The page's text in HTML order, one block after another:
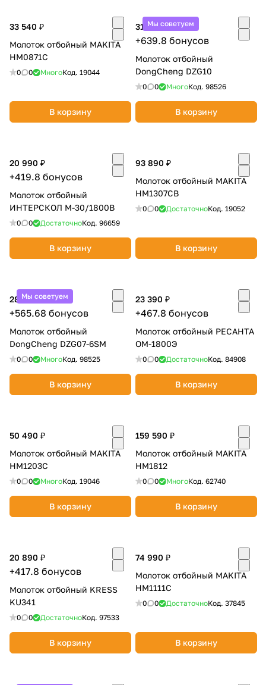
33 540 ₽
Молоток отбойный MAKITA
HM0871C
0 0 МногоКод. 19044
В корзину
Мы советуем
31 990 ₽
+639.8 бонусов
Молоток отбойный
DongCheng DZG10
0 0 МногоКод. 98526
В корзину
20 990 ₽
+419.8 бонусов
Молоток отбойный
ИНТЕРСКОЛ М-30/1800В
0 0 ДостаточноКод. 96659
В корзину
93 890 ₽
Молоток отбойный MAKITA
HM1307CB
0 0 ДостаточноКод. 19052
В корзину
Мы советуем
28 284 ₽
+565.68 бонусов
Молоток отбойный
DongCheng DZG07-6SM
0 0 МногоКод. 98525
В корзину
23 390 ₽
+467.8 бонусов
Молоток отбойный РЕСАНТА
ОМ-1800Э
0 0 ДостаточноКод. 84908
В корзину
50 490 ₽
Молоток отбойный MAKITA
HM1203C
0 0 МногоКод. 19046
В корзину
159 590 ₽
Молоток отбойный MAKITA
HM1812
0 0 МногоКод. 62740
В корзину
20 890 ₽
+417.8 бонусов
Молоток отбойный KRESS
KU341
0 0 ДостаточноКод. 97533
В корзину
74 990 ₽
Молоток отбойный MAKITA
HM1111C
0 0 ДостаточноКод. 37845
В корзину
25
раз в 2
раз в 2 недели
Остались вопросы?
8 800 302-02-51
plait.ru